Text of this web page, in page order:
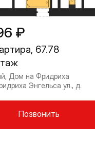
₽
67.78
Дом на Фридриха
Энгельса ул., д.
Позвонить